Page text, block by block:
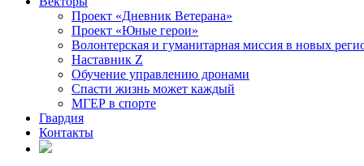
Проект «Дневник Ветерана»
Проект «Юные герои»
Волонтерская и гуманитарная миссия в новых
Наставник Z
Обучение управлению дронами
Спасти жизнь может каждый
МГЕР в спорте
Гвардия
Контакты